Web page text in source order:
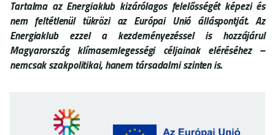
Tartalma az Energiaklub kizárólagos felelősségét képezi és
nem feltétlenül tükrözi az Európai Unió álláspontját.Az
Energiaklub ezzel a kezdeményezéssel is hozzájárul
Magyarország klímasemlegességi céljainak eléréséhez –
nemcsak szakpolitikai, hanem társadalmi szinten is.